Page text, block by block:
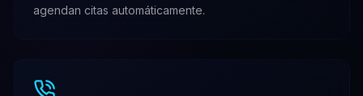
agendan citas automáticamente.